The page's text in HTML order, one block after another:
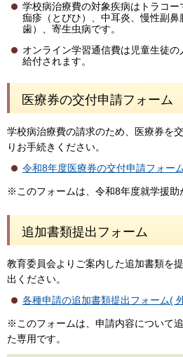
学校病治療費の対象疾病はトラコ
痂疹（とびひ）、中耳炎、慢性副
歯）、寄生虫病です。
オンライン学習通信費は児童生徒
給付されます。
医療券の交付申請フォーム
学校病治療費の請求のため、医療券を
りお手続きください。
令和8年度医療券の交付申請フォー
※このフォームは、令和8年度就学援助
追加書類提出フォーム
教育委員会よりご案内した追加書類を
出ください。
各種申請の追加書類提出フォーム(
※このフォームは、申請内容について
た専用です。